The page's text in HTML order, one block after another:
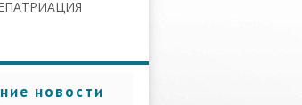
новости